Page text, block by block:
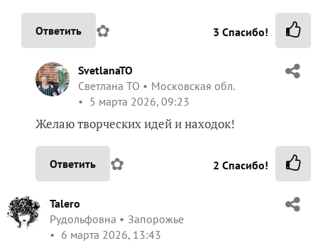
Ответить ✿ 3 Спасибо!
SvetlanaTO
Светлана ТО
Московская обл.
5 марта 2026, 09:23
Желаю творческих идей и находок!
Ответить ✿ 2 Спасибо!
Talero
Рудольфовна
Запорожье
6 марта 2026, 13:43